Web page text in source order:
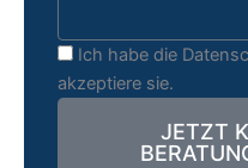
datenschutz
Ich habe die
akzeptiere sie.
JETZT